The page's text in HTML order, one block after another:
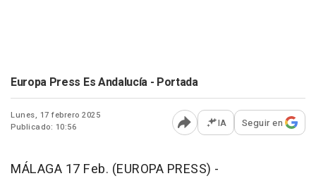
Europa Press Es Andalucía - Portada
Lunes, 17 febrero 2025
Publicado: 10:56
Abrir opciones para
IA Seguir en
MÁLAGA 17 Feb. (EUROPA PRESS) -